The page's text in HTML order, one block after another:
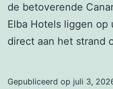
de betoverende
Elba Hotels liggen
direct aan het strand
Gepubliceerd op juli 3,